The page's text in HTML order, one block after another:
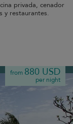
privada, cenador
y restaurantes.
from 880 USD
per night